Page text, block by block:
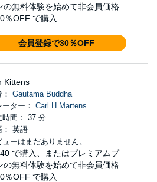
の無料体験を始めて非会員価格
％OFF で購入
会員登録で30％OFF
Kittens
Gautama Buddha
ーター： Carl H Martens
時間： 37 分
： 英語
ューはまだありません。
で購入、またはプレミアムプ
の無料体験を始めて非会員価格
％OFF で購入